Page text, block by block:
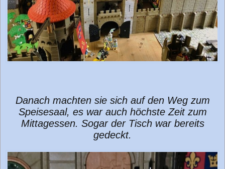
Danach machten sie sich auf den Weg zum
Speisesaal, es war auch höchste Zeit zum
Mittagessen. Sogar der Tisch war bereits
gedeckt.